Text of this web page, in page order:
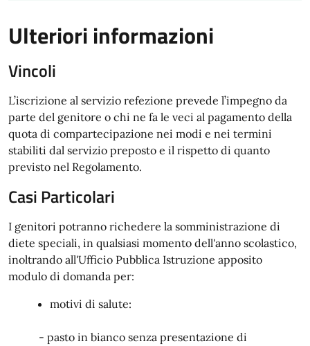
Ulteriori informazioni
Vincoli
L’iscrizione al servizio refezione prevede l’impegno da
parte del genitore o chi ne fa le veci al pagamento della
quota di compartecipazione nei modi e nei termini
stabiliti dal servizio preposto e il rispetto di quanto
previsto nel Regolamento.
Casi Particolari
I genitori potranno richedere la somministrazione di
diete speciali, in qualsiasi momento dell'anno scolastico,
inoltrando all'Ufficio Pubblica Istruzione apposito
modulo di domanda per:
motivi di salute:
- pasto in bianco senza presentazione di